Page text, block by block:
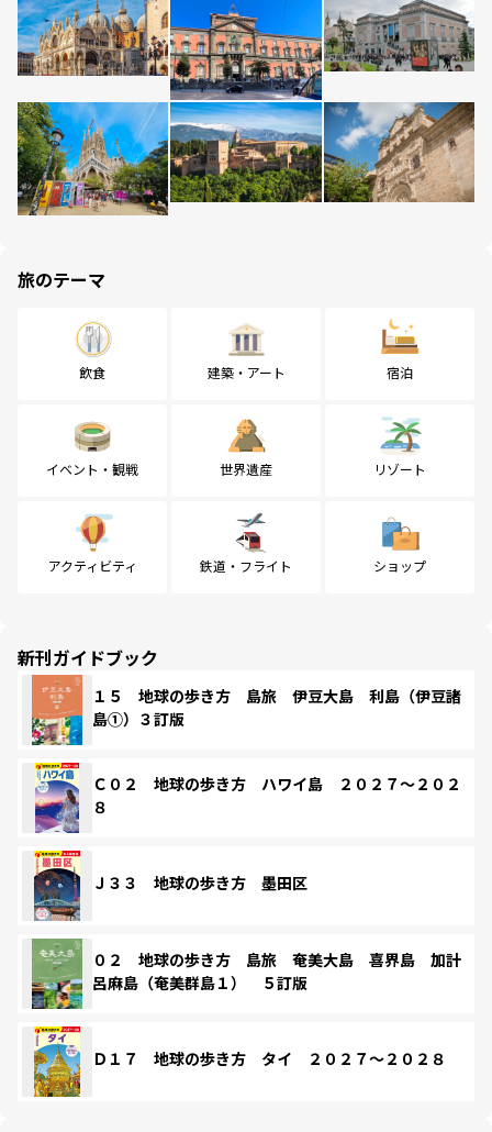
旅のテーマ
飲食 建築・アート 宿泊
イベント・観戦 世界遺産 リゾート
アクティビティ 鉄道・フライト ショップ
新刊ガイドブック
１５ 地球の歩き方 島旅 伊豆大島 利島（伊豆諸
島①）３訂版
Ｃ０２ 地球の歩き方 ハワイ島 ２０２７～２０２
８
Ｊ３３ 地球の歩き方 墨田区
０２ 地球の歩き方 島旅 奄美大島 喜界島 加計
呂麻島（奄美群島１） ５訂版
Ｄ１７ 地球の歩き方 タイ ２０２７～２０２８